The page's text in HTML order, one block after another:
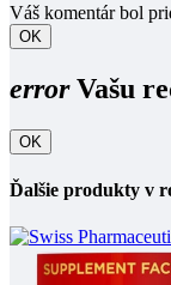
Váš komentár bol
OK
errorVašu
OK
Ďalšie produkty v